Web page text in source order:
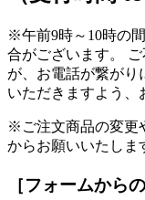
※午前9時～10時の
合がございます。
が、お電話が繋がり
いただきますよう、
※ご注文商品の変更
からお願いいたしま
［フォームから